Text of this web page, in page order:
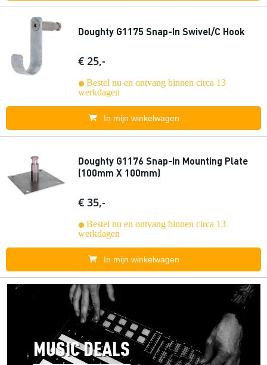
Doughty G1175 Snap-In Swivel/C Hook
€ 25,-
Bestel nu en ontvang binnen circa 13
werkdagen
In mijn winkelwagen
Doughty G1176 Snap-In Mounting Plate
(100mm X 100mm)
€ 35,-
Bestel nu en ontvang binnen circa 13
werkdagen
In mijn winkelwagen